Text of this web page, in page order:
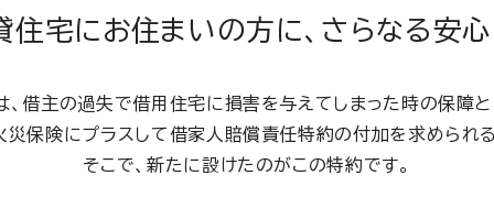
住宅にお住まいの方に、さらなる安心
、借主の過失で借用住宅に損害を与えてしまった時の保障と
保険にプラスして借家人賠償責任特約の付加を求められ
そこで、新たに設けたのがこの特約です。